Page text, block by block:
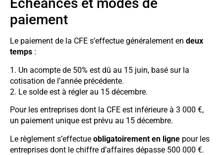
Échéances et modes de
paiement
Le paiement de la CFE s’effectue généralement en deux
temps :
1. Un acompte de 50% est dû au 15 juin, basé sur la
cotisation de l’année précédente.
2. Le solde est à régler au 15 décembre.
Pour les entreprises dont la CFE est inférieure à 3 000 €,
un paiement unique est prévu au 15 décembre.
Le règlement s’effectue obligatoirement en ligne pour les
entreprises dont le chiffre d’affaires dépasse 500 000 €.